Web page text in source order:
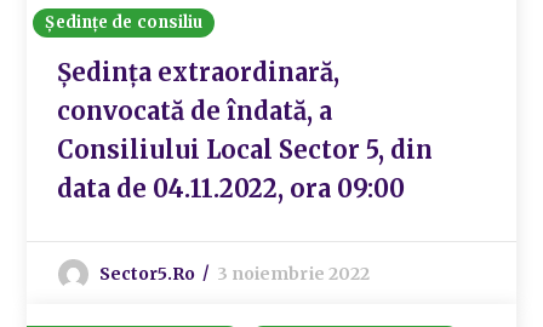
Ședințe de consiliu
Ședința extraordinară,
convocată de îndată, a
Consiliului Local Sector 5, din
data de 04.11.2022, ora 09:00
Sector5.ro 3 noiembrie 2022